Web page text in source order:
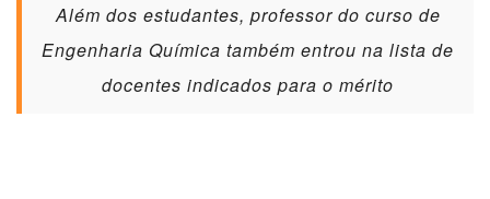
Além dos estudantes, professor do curso de
Engenharia Química também entrou na lista de
docentes indicados para o mérito